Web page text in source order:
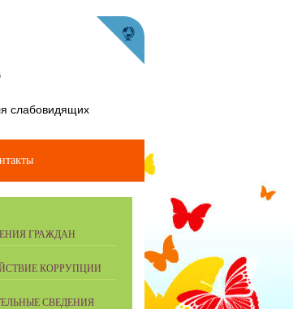
ГРАЖДАН
КОРРУПЦИИ
СВЕДЕНИЯ
слабовидящих